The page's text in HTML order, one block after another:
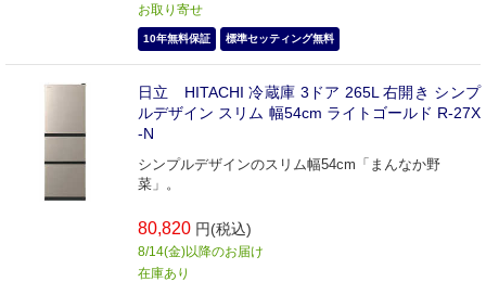
お取り寄せ
10年無料保証 標準セッティング無料
日立 HITACHI 冷蔵庫 3ドア 265L 右開き シンプ
ルデザイン スリム 幅54cm ライトゴールド R-27X
-N
シンプルデザインのスリム幅54cm「まんなか野
菜」。
80,820 円(税込)
8/14(金)以降のお届け
在庫あり